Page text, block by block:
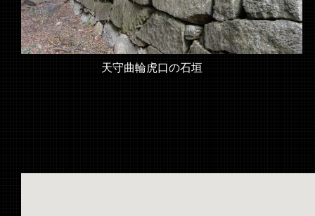
天守曲輪虎口の石垣